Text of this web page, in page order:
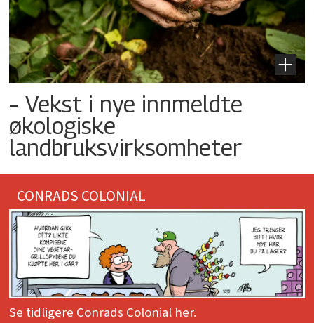
– Vekst i nye innmeldte
økologiske
landbruksvirksomheter
CONRADS COLONIAL
Se tidligere Conrads Colonial her.